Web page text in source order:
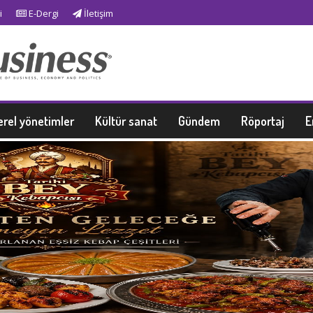
E-Dergi İletişim
yönetimler Kültür sanat Gündem Röportaj